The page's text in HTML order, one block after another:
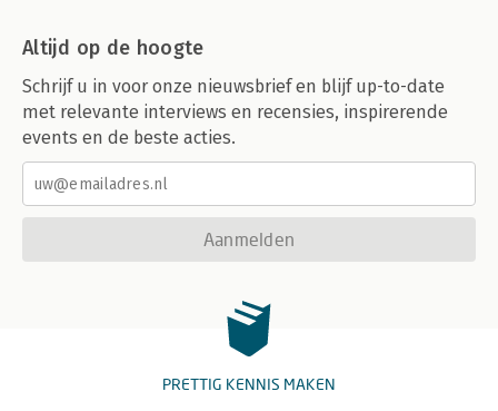
Altijd op de hoogte
Schrijf u in voor onze nieuwsbrief en blijf up-to-date
met relevante interviews en recensies, inspirerende
events en de beste acties.
Aanmelden
PRETTIG KENNIS MAKEN